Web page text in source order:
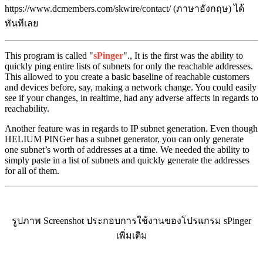
https://www.dcmembers.com/skwire/contact/ (ภาษาอังกฤษ) ได้
ทันทีเลย
This program is called "sPinger"., It is the first was the ability to
quickly ping entire lists of subnets for only the reachable addresses.
This allowed to you create a basic baseline of reachable customers
and devices before, say, making a network change. You could easily
see if your changes, in realtime, had any adverse affects in regards to
reachability.
Another feature was in regards to IP subnet generation. Even though
HELIUM PINGer has a subnet generator, you can only generate
one subnet’s worth of addresses at a time. We needed the ability to
simply paste in a list of subnets and quickly generate the addresses
for all of them.
รูปภาพ Screenshot ประกอบการใช้งานของโปรแกรม sPinger
เพิ่มเติม